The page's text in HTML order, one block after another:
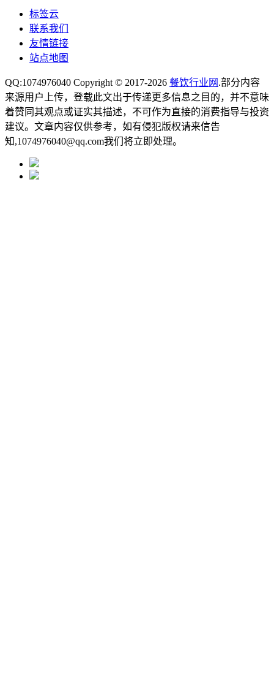
标签云
联系我们
友情链接
站点地图
QQ:1074976040 Copyright © 2017-2026 餐饮行业网 .部分内容
来源用户上传，登载此文出于传递更多信息之目的，并不意味
着赞同其观点或证实其描述，不可作为直接的消费指导与投资
建议。文章内容仅供参考，如有侵犯版权请来信告
知,1074976040@qq.com我们将立即处理。